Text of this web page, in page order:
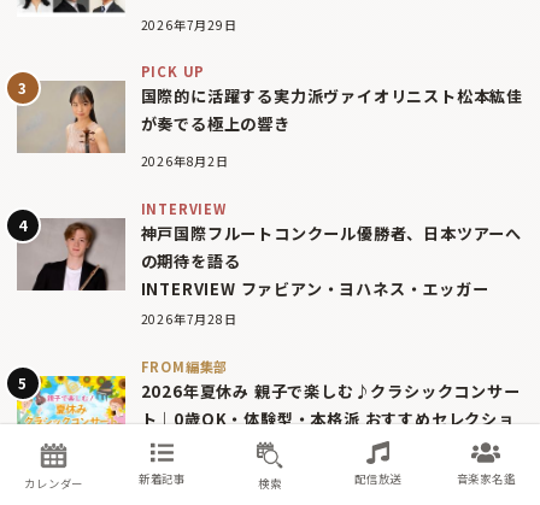
2026年7月29日
PICK UP
国際的に活躍する実力派ヴァイオリニスト松本紘佳
が奏でる極上の響き
2026年8月2日
INTERVIEW
神戸国際フルートコンクール優勝者、日本ツアーへ
の期待を語る
INTERVIEW ファビアン・ヨハネス・エッガー
2026年7月28日
FROM編集部
2026年夏休み 親子で楽しむ♪クラシックコンサー
ト｜0歳OK・体験型・本格派 おすすめセレクショ
ン
2026年7月14日
カレンダー 新着記事 検索 配信放送 音楽家名鑑